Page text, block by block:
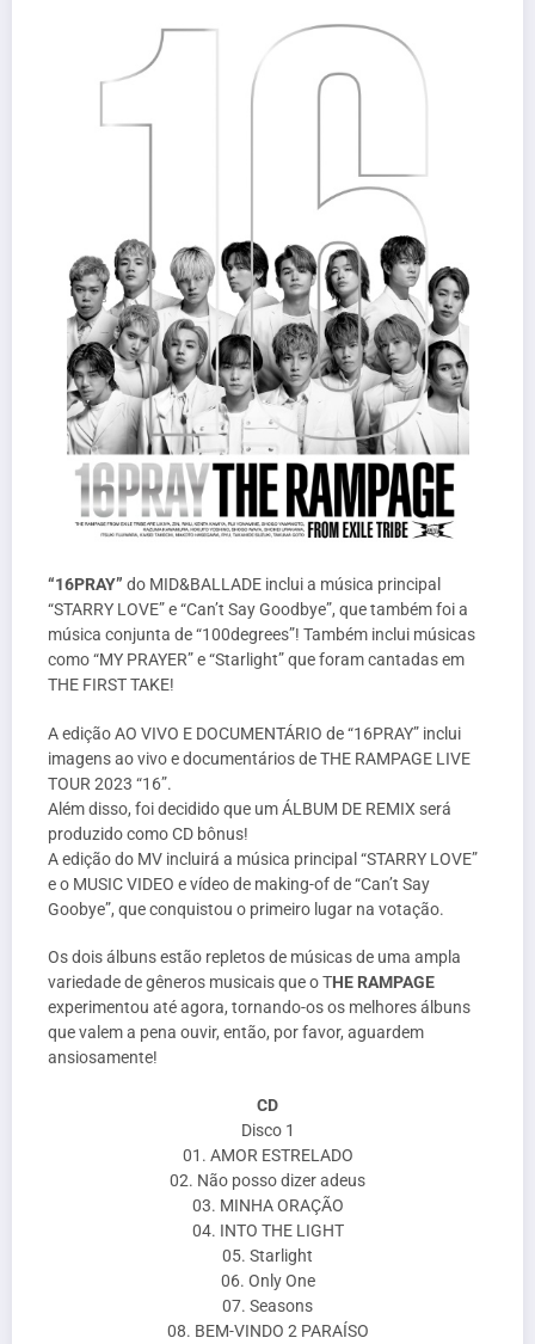
“16PRAY” do MID&BALLADE inclui a música principal
“STARRY LOVE” e “Can’t Say Goodbye”, que também foi a
música conjunta de “100degrees”! Também inclui músicas
como “MY PRAYER” e “Starlight” que foram cantadas em
THE FIRST TAKE!
A edição AO VIVO E DOCUMENTÁRIO de “16PRAY” inclui
imagens ao vivo e documentários de THE RAMPAGE LIVE
TOUR 2023 “16”.
Além disso, foi decidido que um ÁLBUM DE REMIX será
produzido como CD bônus!
A edição do MV incluirá a música principal “STARRY LOVE”
e o MUSIC VIDEO e vídeo de making-of de “Can’t Say
Goobye”, que conquistou o primeiro lugar na votação.
Os dois álbuns estão repletos de músicas de uma ampla
variedade de gêneros musicais que o THE RAMPAGE
experimentou até agora, tornando-os os melhores álbuns
que valem a pena ouvir, então, por favor, aguardem
ansiosamente!
CD
Disco 1
01. AMOR ESTRELADO
02. Não posso dizer adeus
03. MINHA ORAÇÃO
04. INTO THE LIGHT
05. Starlight
06. Only One
07. Seasons
08. BEM-VINDO 2 PARAÍSO